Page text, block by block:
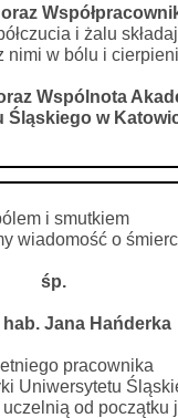
i żalu
nimi w bólu i
Wspólnota
Śląskiego w
i smutkiem
wiadomość o
śp.
Jana Hańderka
pracownika
Uniwersytetu
od początku